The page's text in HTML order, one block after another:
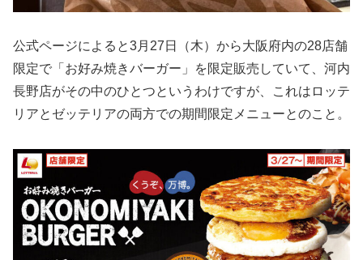
公式ページによると3月27日（木）から大阪府内の28店舗
限定で「お好み焼きバーガー」を限定販売していて、河内
長野店がその中のひとつというわけですが、これはロッテ
リアとゼッテリアの両方での期間限定メニューとのこと。